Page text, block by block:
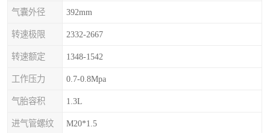
气囊外径 392mm
转速极限 2332-2667
转速额定 1348-1542
工作压力 0.7-0.8Mpa
气胎容积 1.3L
进气管螺纹 M20*1.5